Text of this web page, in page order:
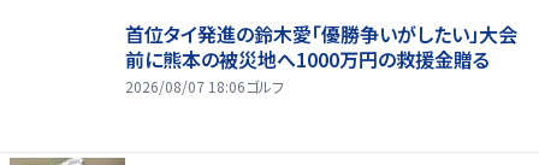
首位タイ発進の鈴木愛「優勝争いがしたい」大会
前に熊本の被災地へ1000万円の救援金贈る
2026/08/07 18:06ゴルフ